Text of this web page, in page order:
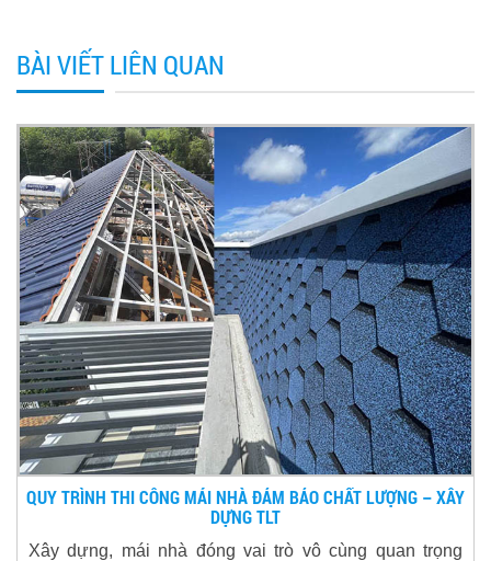
BÀI VIẾT LIÊN QUAN
QUY TRÌNH THI CÔNG MÁI NHÀ ĐẢM BẢO CHẤT LƯỢNG – XÂY
DỰNG TLT
Xây dựng, mái nhà đóng vai trò vô cùng quan trọng